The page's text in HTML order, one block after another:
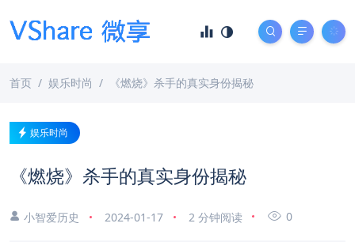
首页 娱乐时尚 《燃烧》杀手的真实身份揭秘
娱乐时尚
《燃烧》杀手的真实身份揭秘
小智爱历史 2024-01-17 2 分钟阅读 0